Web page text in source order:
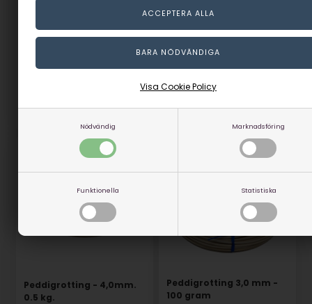
Nödvändig Marknadsföring
Funktionella Statistiska
Visa Cookie Policy
läderteknik
Ålder: +9 år eller årskurs 4 - 6
Grundmaterial: Läder
LÄS MER
Peddigrotting - 4,0mm.
0.5 kg.
Peddigrotting 3,0 mm -
100 gram